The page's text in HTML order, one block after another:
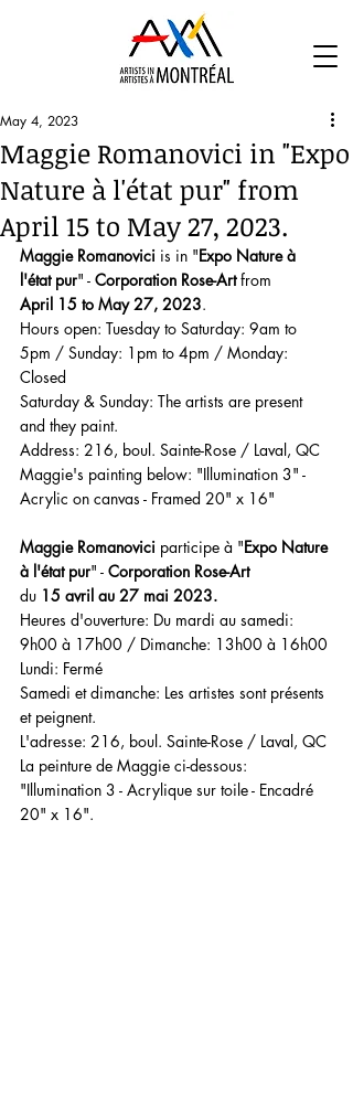
Maggie Romanovici in "Expo
Nature à l'état pur" from
April 15 to May 27, 2023.
May 4, 2023
Maggie Romanovici is in "Expo Nature à
l'état pur" - Corporation Rose-Art from
April 15 to May 27, 2023.
Hours open: Tuesday to Saturday: 9am to
5pm / Sunday: 1pm to 4pm / Monday:
Closed
Saturday & Sunday: The artists are present
and they paint.
Address: 216, boul. Sainte-Rose / Laval, QC
Maggie's painting below: "Illumination 3" -
Acrylic on canvas - Framed 20" x 16"
Maggie Romanovici participe à "Expo Nature
à l'état pur" - Corporation Rose-Art
du 15 avril au 27 mai 2023.
Heures d'ouverture: Du mardi au samedi:
9h00 à 17h00 / Dimanche: 13h00 à 16h00
Lundi: Fermé
Samedi et dimanche: Les artistes sont présents
et peignent.
L'adresse: 216, boul. Sainte-Rose / Laval, QC
La peinture de Maggie ci-dessous:
"Illumination 3 - Acrylique sur toile - Encadré
20" x 16".